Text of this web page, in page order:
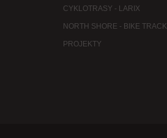
CYKLOTRASY - LARIX
NORTH SHORE - BIKE TRACK
PROJEKTY